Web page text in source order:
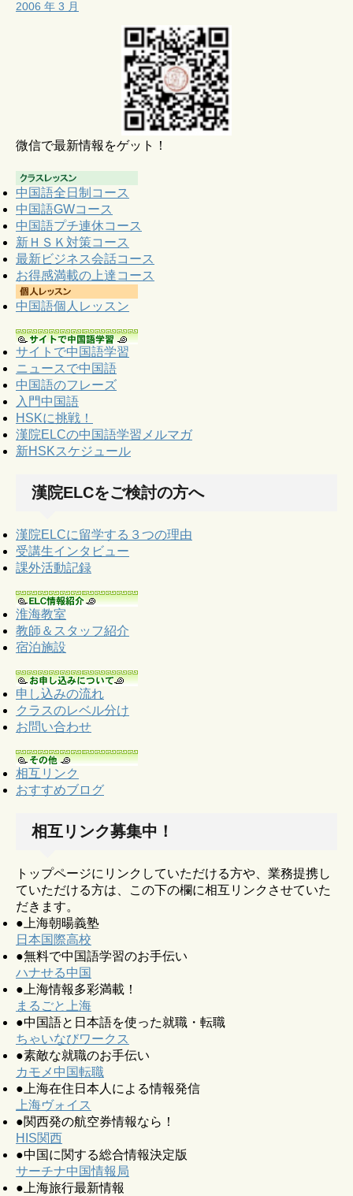
2006 年 3 月
微信で最新情報をゲット！
中国語全日制コース
中国語GWコース
中国語プチ連休コース
新ＨＳＫ対策コース
最新ビジネス会話コース
お得感満載の上達コース
中国語個人レッスン
サイトで中国語学習
ニュースで中国語
中国語のフレーズ
入門中国語
HSKに挑戦！
漢院ELCの中国語学習メルマガ
新HSKスケジュール
漢院ELCをご検討の方へ
漢院ELCに留学する３つの理由
受講生インタビュー
課外活動記録
淮海教室
教師＆スタッフ紹介
宿泊施設
申し込みの流れ
クラスのレベル分け
お問い合わせ
相互リンク
おすすめブログ
相互リンク募集中！
トップページにリンクしていただける方や、業務提携し
ていただける方は、この下の欄に相互リンクさせていた
だきます。
●上海朝暘義塾
日本国際高校
●無料で中国語学習のお手伝い
ハナせる中国
●上海情報多彩満載！
まるごと上海
●中国語と日本語を使った就職・転職
ちゃいなびワークス
●素敵な就職のお手伝い
カモメ中国転職
●上海在住日本人による情報発信
上海ヴォイス
●関西発の航空券情報なら！
HIS関西
●中国に関する総合情報決定版
サーチナ中国情報局
●上海旅行最新情報